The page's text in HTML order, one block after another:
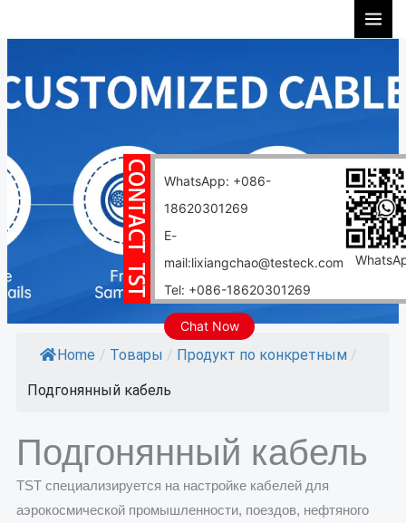
WhatsApp: +086-
18620301269
E-
mail:lixiangchao@testeck.com
Tel: +086-18620301269
Chat Now
Home / Товары / Продукт по конкретным /
Подгонянный кабель
Подгонянный кабель
TST специализируется на настройке кабелей для
аэрокосмической промышленности, поездов, нефтяного